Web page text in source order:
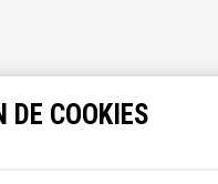
DE COOKIES